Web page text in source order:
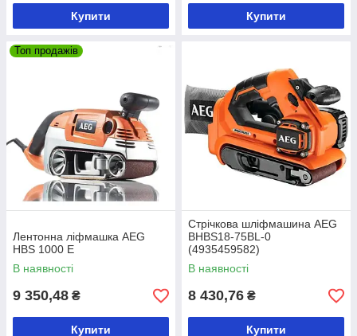
Купити Купити
Топ продажів
Лентонна ліфмашка AEG
HBS 1000 E
В наявності
9 350,48 ₴
Купити
Стрічкова шліфмашина AEG
BHBS18-75BL-0
(4935459582)
В наявності
8 430,76 ₴
Купити